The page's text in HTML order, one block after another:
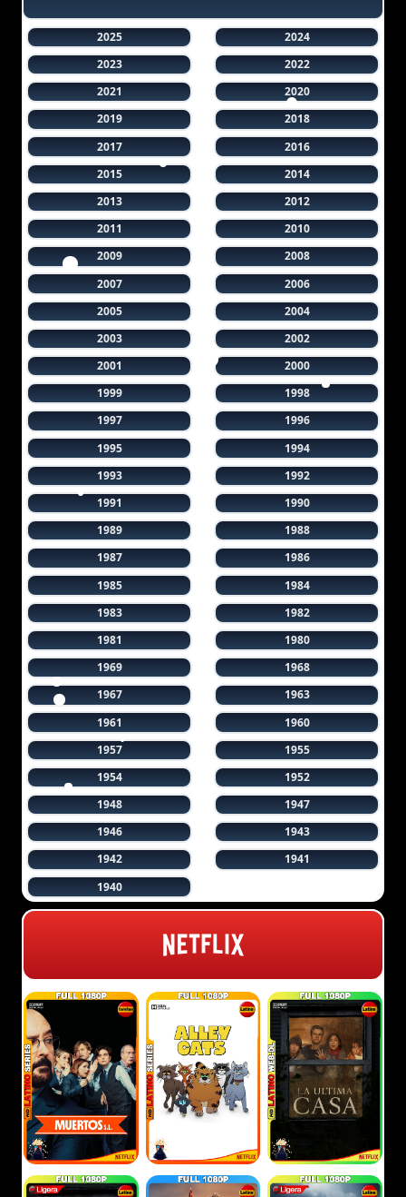
2025
2024
2023
2022
2021
2020
2019
2018
2017
2016
2015
2014
2013
2012
2011
2010
2009
2008
2007
2006
2005
2004
2003
2002
2001
2000
1999
1998
1997
1996
1995
1994
1993
1992
1991
1990
1989
1988
1987
1986
1985
1984
1983
1982
1981
1980
1969
1968
1967
1963
1961
1960
1957
1955
1954
1952
1948
1947
1946
1943
1942
1941
1940